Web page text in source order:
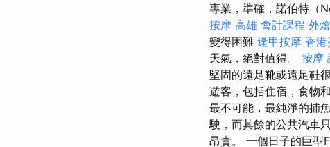
專業，準確，諾伯特（
按摩 高雄 會計課程 外
變得困難 逢甲按摩 香港
天氣，絕對值得。 按摩
堅固的遠足靴或遠足鞋
遊客，包括住宿，食物
最不可能，最純淨的捕
駛，而其餘的公共汽車
昂貴。 一個日子的巨型